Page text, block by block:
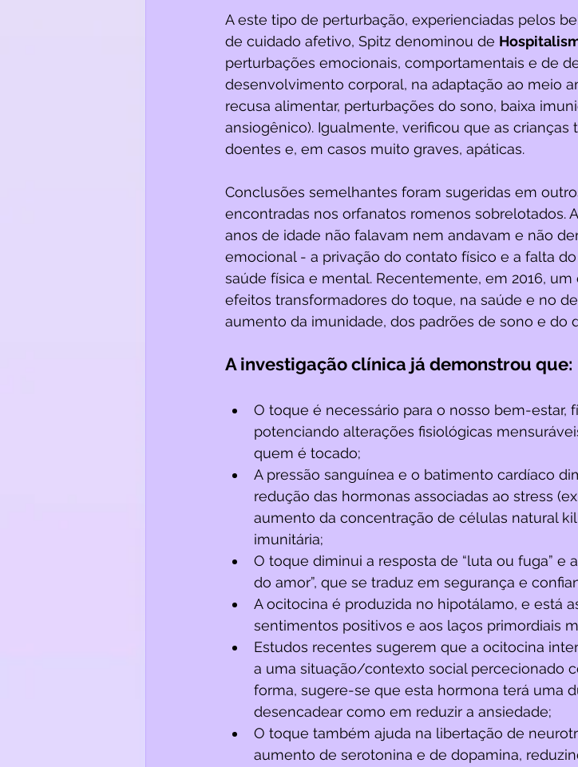
A este tipo de perturbação, experienciadas pelos
de cuidado afetivo, Spitz denominou de
perturbações emocionais, comportamentais e de
desenvolvimento corporal, na adaptação ao meio
recusa alimentar, perturbações do sono, baixa
ansiogênico). Igualmente, verificou que as
doentes e, em casos muito graves, apáticas.
Conclusões semelhantes foram sugeridas em
encontradas nos orfanatos romenos sobrelotados.
anos de idade não falavam nem andavam e não
emocional - a privação do contato físico e a falta
saúde física e mental. Recentemente, em 2016,
efeitos transformadores do toque, na saúde e no
aumento da imunidade, dos padrões de sono e do
A investigação clínica já demonstrou que:
O toque é necessário para o nosso bem-estar,
potenciando alterações fisiológicas
quem é tocado;
A pressão sanguínea e o batimento cardíaco
redução das hormonas associadas ao stress
aumento da concentração de células natural
imunitária;
O toque diminui a resposta de “luta ou fuga” e
do amor”, que se traduz em segurança e
A ocitocina é produzida no hipotálamo, e está
sentimentos positivos e aos laços primordiais
Estudos recentes sugerem que a ocitocina
a uma situação/contexto social percecionado
forma, sugere-se que esta hormona terá uma
desencadear como em reduzir a ansiedade;
O toque também ajuda na libertação de
aumento de serotonina e de dopamina,